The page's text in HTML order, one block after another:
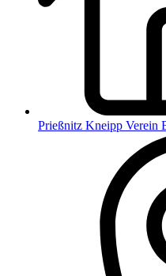
Prießnitz Kneipp Verein